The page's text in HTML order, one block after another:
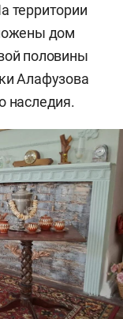
территории
дом
половины
Алафузова
наследия.